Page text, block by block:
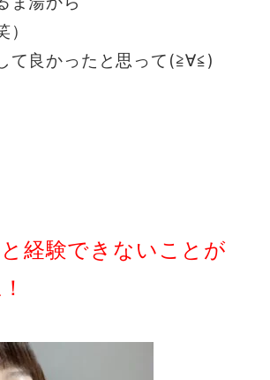
て良かったと思って(≧∀≦)
経験できないことが